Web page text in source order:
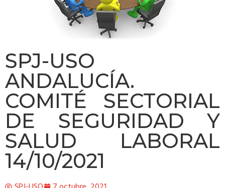
SPJ-USO
ANDALUCÍA.
COMITÉ SECTORIAL
DE SEGURIDAD Y
SALUD LABORAL
14/10/2021